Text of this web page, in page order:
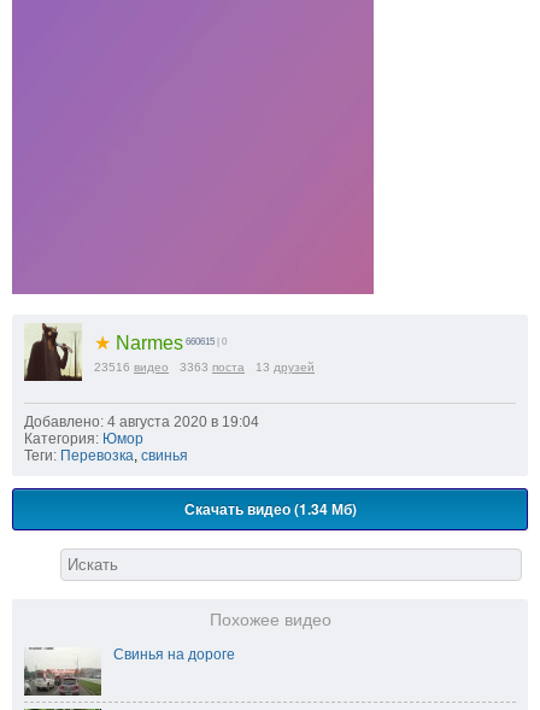
★ Narmes 660615 | 0
23516 видео 3363 поста 13 друзей
Добавлено: 4 августа 2020 в 19:04
Категория: Юмор
Теги: Перевозка свинья
Скачать видео (1.34 Мб)
Похожее видео
Свинья на дороге